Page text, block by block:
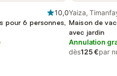
10,0
pour 6 personnes,
Yaiza,
Maison de
avec jardin
Annulation
dès125 €par